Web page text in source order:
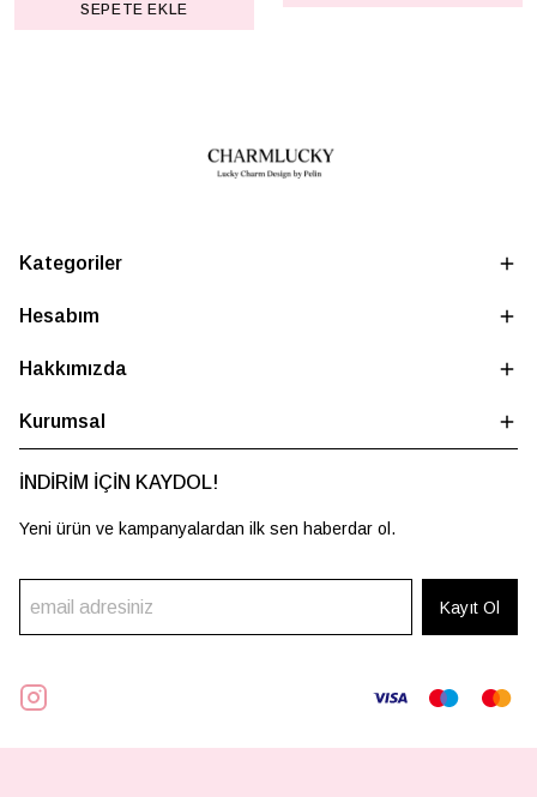
SEPETE EKLE
Kategoriler
Hesabım
Hakkımızda
Kurumsal
İNDİRİM İÇİN KAYDOL!
Yeni ürün ve kampanyalardan ilk sen haberdar ol.
Kayıt Ol